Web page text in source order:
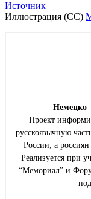
Источник
Иллюстрация (CC)
Немецко
Проект
русскоязычную
России; а
Реализуется при
“Мемориал” и